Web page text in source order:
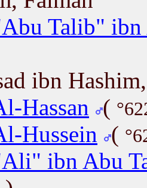
Talib"
ibn
Hassan
(
Hussein (
ibn Abu